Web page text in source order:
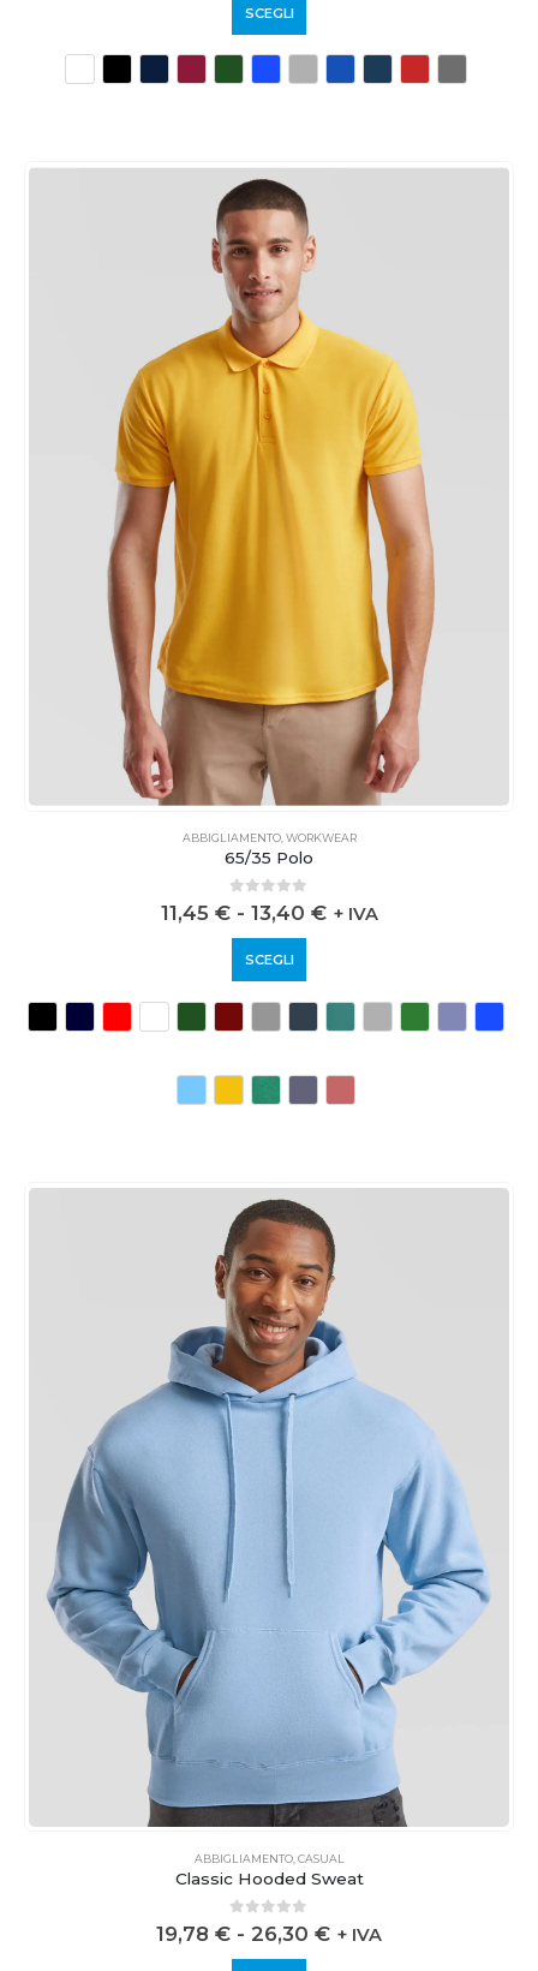
SCEGLI
ABBIGLIAMENTO,WORKWEAR
65/35 Polo
0 out of 5
11,45 € - 13,40 € + IVA
SCEGLI
ABBIGLIAMENTO, CASUAL
Classic Hooded Sweat
0 out of 5
19,78 € - 26,30 € + IVA